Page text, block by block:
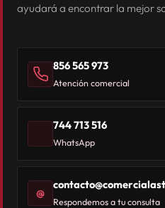
ayudará a encontrar la mejor
856 565 973
Atención comercial
744 713 516
WhatsApp
@
Respondemos a tu consulta